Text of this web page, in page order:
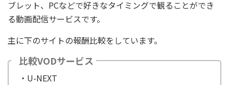
ブレット、PCなどで好きなタイミングで観ることができ
る動画配信サービスです。
主に下のサイトの報酬比較をしています。
比較VODサービス
・U-NEXT